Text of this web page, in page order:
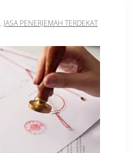
, JASA PENERJEMAH TERDEKAT